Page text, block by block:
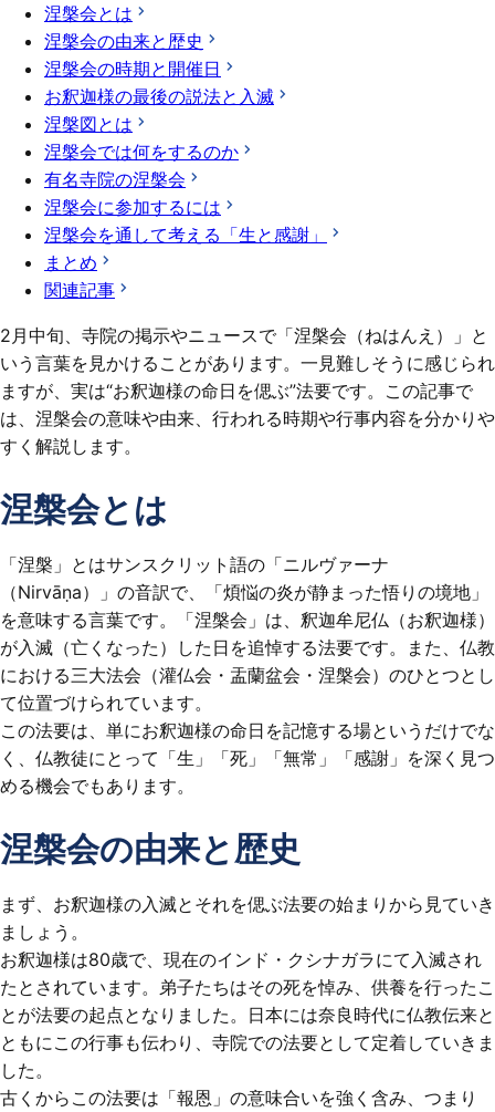
涅槃会とは
涅槃会の由来と歴史
涅槃会の時期と開催日
お釈迦様の最後の説法と入滅
涅槃図とは
涅槃会では何をするのか
有名寺院の涅槃会
涅槃会に参加するには
涅槃会を通して考える「生と感謝」
まとめ
関連記事
2月中旬、寺院の掲示やニュースで「涅槃会（ねはんえ）」と
いう言葉を見かけることがあります。一見難しそうに感じられ
ますが、実は“お釈迦様の命日を偲ぶ”法要です。この記事で
は、涅槃会の意味や由来、行われる時期や行事内容を分かりや
すく解説します。
涅槃会とは
「涅槃」とはサンスクリット語の「ニルヴァーナ
（Nirvāṇa）」の音訳で、「煩悩の炎が静まった悟りの境地」
を意味する言葉です。「涅槃会」は、釈迦牟尼仏（お釈迦様）
が入滅（亡くなった）した日を追悼する法要です。また、仏教
における三大法会（灌仏会・盂蘭盆会・涅槃会）のひとつとし
て位置づけられています。
この法要は、単にお釈迦様の命日を記憶する場というだけでな
く、仏教徒にとって「生」「死」「無常」「感謝」を深く見つ
める機会でもあります。
涅槃会の由来と歴史
まず、お釈迦様の入滅とそれを偲ぶ法要の始まりから見ていき
ましょう。
お釈迦様は80歳で、現在のインド・クシナガラにて入滅され
たとされています。弟子たちはその死を悼み、供養を行ったこ
とが法要の起点となりました。日本には奈良時代に仏教伝来と
ともにこの行事も伝わり、寺院での法要として定着していきま
した。
古くからこの法要は「報恩」の意味合いを強く含み、つまり